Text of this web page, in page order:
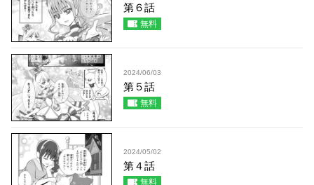
第６話
無料
2024/06/03
第５話
無料
2024/05/02
第４話
無料